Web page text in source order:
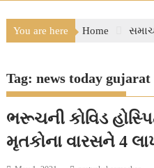
You are here Home
Tag:news today gujarat
ભરૂચની કોવિડ
મૃતકોના વારસને 4